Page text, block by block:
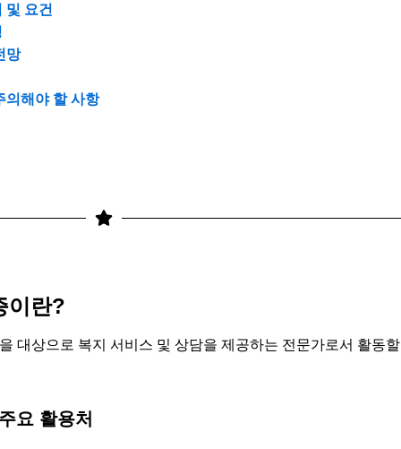
및 요건
망
의해야 할 사항
이란?
대상으로 복지 서비스 및 상담을 제공하는 전문가로서 활동할
요 활용처